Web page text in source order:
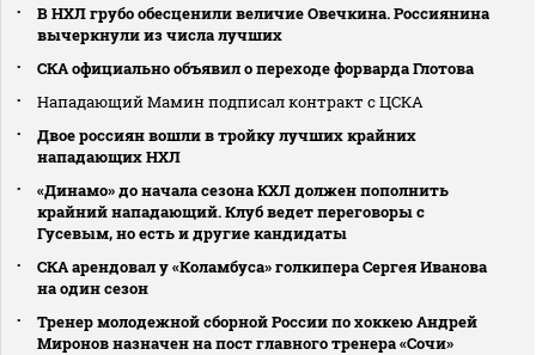
В НХЛ грубо обесценили величие Овечкина. Россиянина
вычеркнули из числа лучших
СКА официально объявил о переходе форварда Глотова
Нападающий Мамин подписал контракт с ЦСКА
Двое россиян вошли в тройку лучших крайних
нападающих НХЛ
«Динамо» до начала сезона КХЛ должен пополнить
крайний нападающий. Клуб ведет переговоры с
Гусевым, но есть и другие кандидаты
СКА арендовал у «Коламбуса» голкипера Сергея Иванова
на один сезон
Тренер молодежной сборной России по хоккею Андрей
Миронов назначен на пост главного тренера «Сочи»